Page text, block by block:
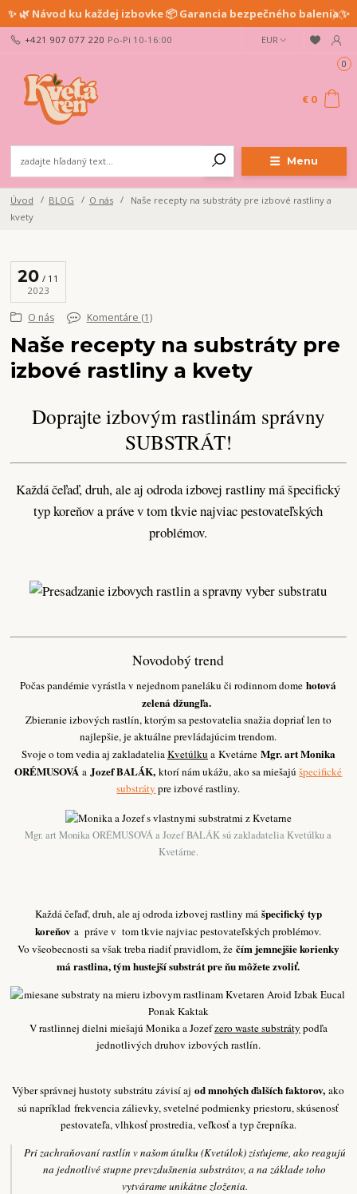
✨ 🌿 Návod ku každej izbovke 📦 Garancia bezpečného balenia ✨
Menu
EUR
+421 907 077 220 Po-Pi 10-16:00
0
€ 0
Úvod BLOG O nás
Naše recepty na substráty pre izbové rastliny a
kvety
20
11
2023
O nás Komentáre (1)
Naše recepty na substráty pre
izbové rastliny a kvety
Doprajte izbovým rastlinám správny
SUBSTRÁT!
Každá čeľaď, druh, ale aj odroda izbovej rastliny má špecifický
typ koreňov a práve v tom tkvie najviac pestovateľských
problémov.
Novodobý trend
Počas pandémie vyrástla v nejednom paneláku či rodinnom domehotová
zelená džungľa.
Zbieranie izbových rastlín, ktorým sa pestovatelia snažia dopriať len to
najlepšie, je aktuálne prevládajúcim trendom.
Svoje o tom vedia aj zakladateliaKvetúlku a Kvetárne Mgr. art Monika
ORÉMUSOVÁ aJozef BALÁK,ktorí nám ukážu, ako sa miešajúšpecifické
substráty pre izbové rastliny.
Mgr. art Monika ORÉMUSOVÁ a Jozef BALÁK sú zakladatelia Kvetúlku a
Kvetárne.
Každá čeľaď, druh, ale aj odroda izbovej rastliny má špecifický typ
koreňov a práve v tom tkvie najviac pestovateľských problémov.
Vo všeobecnosti sa však treba riadiť pravidlom, žečím jemnejšie korienky
má rastlina, tým hustejší substrát pre ňu môžete zvoliť.
V rastlinnej dielni miešajú Monika a Jozefzero waste substráty podľa
jednotlivých druhov izbových rastlín.
Výber správnej hustoty substrátu závisí ajod mnohých ďalších faktorov, ako
sú napríklad frekvencia zálievky, svetelné podmienky priestoru, skúsenosť
pestovateľa, vlhkosť prostredia, veľkosť a typ črepníka.
Pri zachraňovaní rastlín v našom útulku (Kvetúlok) zisťujeme, ako reagujú
na jednotlivé stupne prevzdušnenia substrátov, a na základe toho
vytvárame unikátne zloženia.